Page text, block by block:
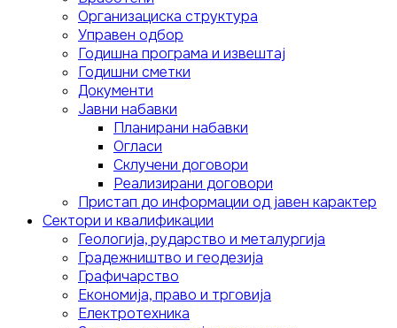
Организациска структура
Управен одбор
Годишна програма и извештај
Годишни сметки
Документи
Јавни набавки
Планирани набавки
Огласи
Склучени договори
Реализирани договори
Пристап до информации од јавен карактер
Сектори и квалификации
Геологија, рударство и металургија
Градежништво и геодезија
Графичарство
Економија, право и трговија
Електротехника